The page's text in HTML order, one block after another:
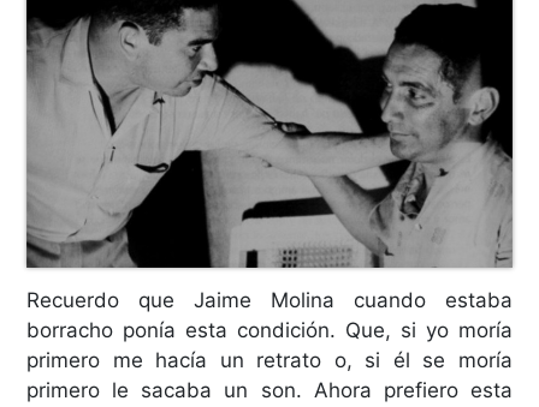
Recuerdo que Jaime Molina cuando estaba
borracho ponía esta condición. Que, si yo moría
primero me hacía un retrato o, si él se moría
primero le sacaba un son. Ahora prefiero esta